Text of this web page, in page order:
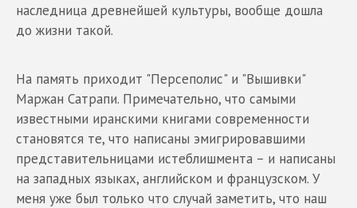
наследница древнейшей культуры, вообще дошла
до жизни такой.
На память приходит "Персеполис" и "Вышивки"
Маржан Сатрапи. Примечательно, что самыми
известными иранскими книгами современности
становятся те, что написаны эмигрировавшими
представительницами истеблишмента – и написаны
на западных языках, английском и французском. У
меня уже был только что случай заметить, что наш